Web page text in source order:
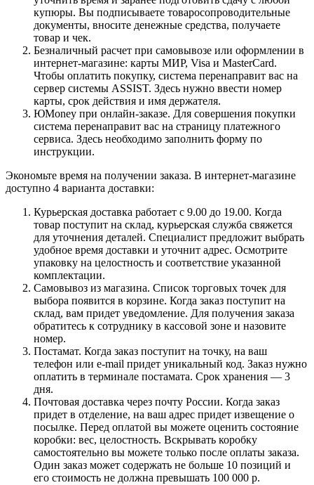
купюры. Вы подписываете товаросопроводительные
документы, вносите денежные средства, получаете
товар и чек.
Безналичный расчет при самовывозе или оформлении в
интернет-магазине: карты МИР, Visa и MasterCard.
Чтобы оплатить покупку, система перенаправит вас на
сервер системы ASSIST. Здесь нужно ввести номер
карты, срок действия и имя держателя.
ЮMoney при онлайн-заказе. Для совершения покупки
система перенаправит вас на страницу платежного
сервиса. Здесь необходимо заполнить форму по
инструкции.
Экономьте время на получении заказа. В интернет-магазине
доступно 4 варианта доставки:
Курьерская доставка работает с 9.00 до 19.00. Когда
товар поступит на склад, курьерская служба свяжется
для уточнения деталей. Специалист предложит выбрать
удобное время доставки и уточнит адрес. Осмотрите
упаковку на целостность и соответствие указанной
комплектации.
Самовывоз из магазина. Список торговых точек для
выбора появится в корзине. Когда заказ поступит на
склад, вам придет уведомление. Для получения заказа
обратитесь к сотруднику в кассовой зоне и назовите
номер.
Постамат. Когда заказ поступит на точку, на ваш
телефон или e-mail придет уникальный код. Заказ нужно
оплатить в терминале постамата. Срок хранения — 3
дня.
Почтовая доставка через почту России. Когда заказ
придет в отделение, на ваш адрес придет извещение о
посылке. Перед оплатой вы можете оценить состояние
коробки: вес, целостность. Вскрывать коробку
самостоятельно вы можете только после оплаты заказа.
Один заказ может содержать не больше 10 позиций и
его стоимость не должна превышать 100 000 р.